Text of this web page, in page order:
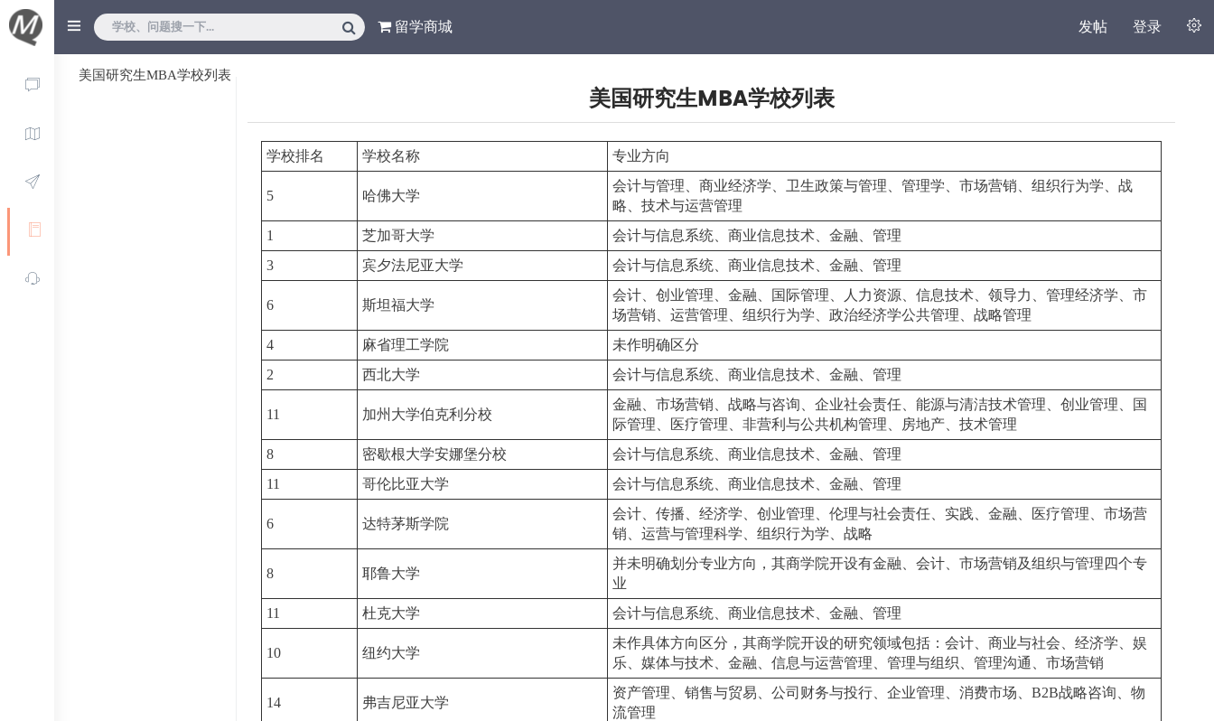
留学商城 发帖 登录
美国研究生MBA学校列表
美国研究生MBA学校列表
学校排名 学校名称 专业方向
5 哈佛大学
会计与管理、商业经济学、卫生政策与管理、管理学、市场营销、组织行为学、战
略、技术与运营管理
1
芝加哥大学
会计与信息系统、商业信息技术、金融、管理
3
宾夕法尼亚大学 会计与信息系统、商业信息技术、金融、管理
6 斯坦福大学
会计、创业管理、金融、国际管理、人力资源、信息技术、领导力、管理经济学、市
场营销、运营管理、组织行为学、政治经济学公共管理、战略管理
4
麻省理工学院
未作明确区分
2
西北大学 会计与信息系统、商业信息技术、金融、管理
11 加州大学伯克利分校
金融、市场营销、战略与咨询、企业社会责任、能源与清洁技术管理、创业管理、国
际管理、医疗管理、非营利与公共机构管理、房地产、技术管理
8
密歇根大学安娜堡分校
会计与信息系统、商业信息技术、金融、管理
11
哥伦比亚大学 会计与信息系统、商业信息技术、金融、管理
6 达特茅斯学院
会计、传播、经济学、创业管理、伦理与社会责任、实践、金融、医疗管理、市场营
销、运营与管理科学、组织行为学、战略
8 耶鲁大学
并未明确划分专业方向，其商学院开设有金融、会计、市场营销及组织与管理四个专
业
11
杜克大学 会计与信息系统、商业信息技术、金融、管理
10 纽约大学
未作具体方向区分，其商学院开设的研究领域包括：会计、商业与社会、经济学、娱
乐、媒体与技术、金融、信息与运营管理、管理与组织、管理沟通、市场营销
14 弗吉尼亚大学
资产管理、销售与贸易、公司财务与投行、企业管理、消费市场、B2B战略咨询、物
流管理